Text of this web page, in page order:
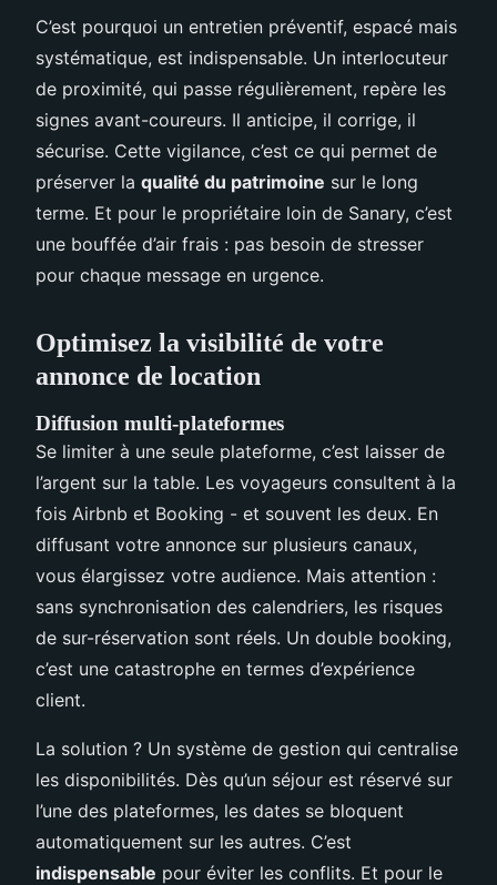
C’est pourquoi un entretien préventif, espacé mais
systématique, est indispensable. Un interlocuteur
de proximité, qui passe régulièrement, repère les
signes avant-coureurs. Il anticipe, il corrige, il
sécurise. Cette vigilance, c’est ce qui permet de
préserver la qualité du patrimoine sur le long
terme. Et pour le propriétaire loin de Sanary, c’est
une bouffée d’air frais : pas besoin de stresser
pour chaque message en urgence.
Optimisez la visibilité de votre
annonce de location
Diffusion multi-plateformes
Se limiter à une seule plateforme, c’est laisser de
l’argent sur la table. Les voyageurs consultent à la
fois Airbnb et Booking - et souvent les deux. En
diffusant votre annonce sur plusieurs canaux,
vous élargissez votre audience. Mais attention :
sans synchronisation des calendriers, les risques
de sur-réservation sont réels. Un double booking,
c’est une catastrophe en termes d’expérience
client.
La solution ? Un système de gestion qui centralise
les disponibilités. Dès qu’un séjour est réservé sur
l’une des plateformes, les dates se bloquent
automatiquement sur les autres. C’est
indispensable pour éviter les conflits. Et pour le